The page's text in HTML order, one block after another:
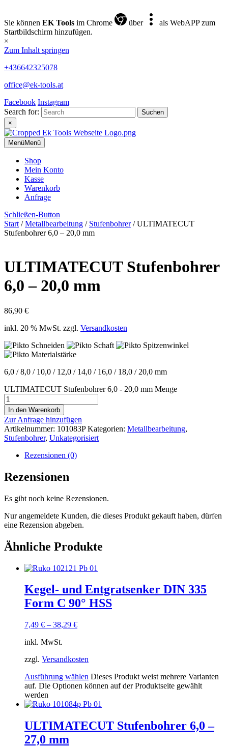
Sie können EK Tools im Chrome über
als WebAPP zum
Startbildschirm hinzufügen.
×
Zum Inhalt springen
+436642325078
office@ek-tools.at
Facebook Instagram
Search for:
×
MenüMenü
Shop
Mein Konto
Kasse
Warenkorb
Anfrage
Schließen-Button
Start /Metallbearbeitung / Stufenbohrer/ ULTIMATECUT
Stufenbohrer 6,0 – 20,0 mm
ULTIMATECUT Stufenbohrer
6,0 – 20,0 mm
86,90 €
inkl. 20 % MwSt. zzgl. Versandkosten
6,0 / 8,0 / 10,0 / 12,0 / 14,0 / 16,0 / 18,0 / 20,0 mm
ULTIMATECUT Stufenbohrer 6,0 - 20,0 mm Menge
In den Warenkorb
Zur Anfrage hinzufügen
Artikelnummer: 101083P Kategorien: Metallbearbeitung,
Stufenbohrer, Unkategorisiert
Rezensionen (0)
Rezensionen
Es gibt noch keine Rezensionen.
Nur angemeldete Kunden, die dieses Produkt gekauft haben, dürfen
eine Rezension abgeben.
Ähnliche Produkte
Kegel- und Entgratsenker DIN 335
Form C 90° HSS
7,49 € – 38,29 €
inkl. MwSt.
zzgl. Versandkosten
Ausführung wählen Dieses Produkt weist mehrere Varianten
auf. Die Optionen können auf der Produktseite gewählt
werden
ULTIMATECUT Stufenbohrer 6,0 –
27,0 mm